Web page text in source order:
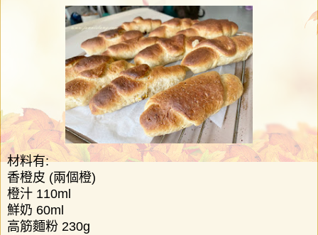
材料有:
香橙皮 (兩個橙)
橙汁 110ml
鮮奶 60ml
高筋麵粉 230g